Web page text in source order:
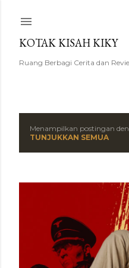
KOTAK KISAH KIKY
Ruang Berbagi Cerita dan
s
Menampilkan postingan
TUNJUKKAN SEMUA